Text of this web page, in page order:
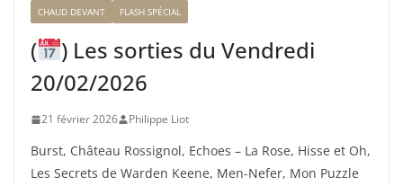
CHAUD DEVANT FLASH SPÉCIAL
(
) Les sorties du Vendredi
20/02/2026
21 février 2026 Philippe Liot
Burst, Château Rossignol, Echoes – La Rose, Hisse et Oh,
Les Secrets de Warden Keene, Men-Nefer, Mon Puzzle